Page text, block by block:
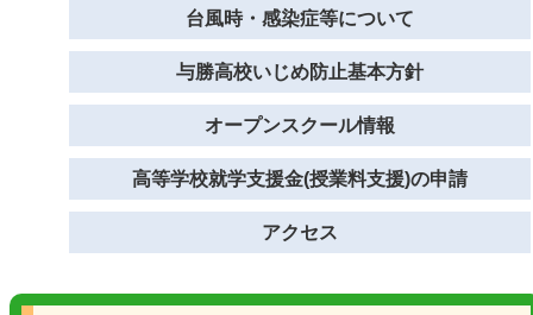
台風時・感染症等について
与勝高校いじめ防止基本方針
オープンスクール情報
高等学校就学支援金(授業料支援)の申請
アクセス